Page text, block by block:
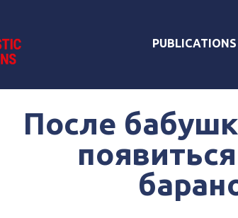
PUBLICATIONS
После